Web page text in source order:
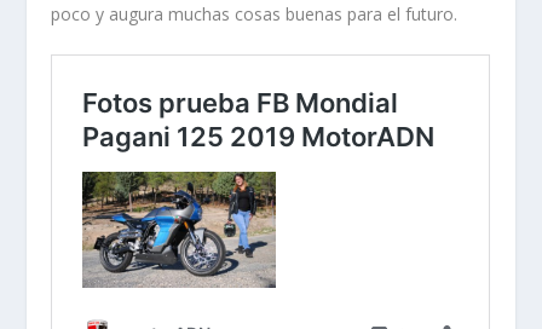
poco y augura muchas cosas buenas para el futuro.